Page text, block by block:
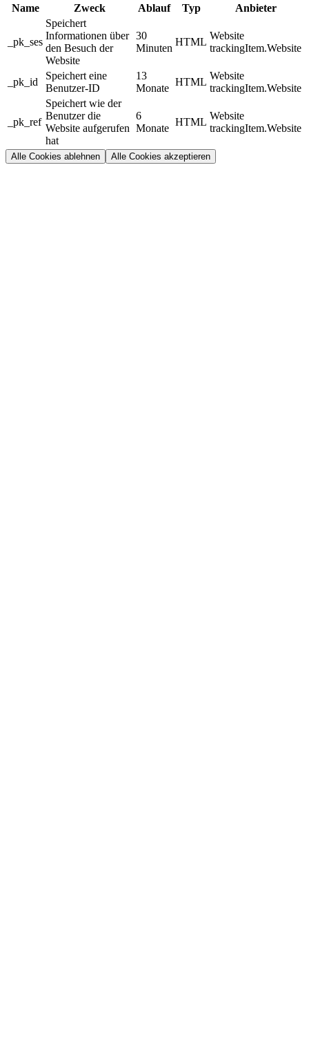
Name Zweck Ablauf Typ Anbieter
_pk_ses
Speichert
Informationen über
den Besuch der
Website
30
Minuten
HTML
Website
trackingItem.Website
_pk_id
Speichert eine
Benutzer-ID
13
Monate
HTML
Website
trackingItem.Website
_pk_ref
Speichert wie der
Benutzer die
Website aufgerufen
hat
6
Monate
HTML
Website
trackingItem.Website
Alle Cookies ablehnen Alle Cookies akzeptieren